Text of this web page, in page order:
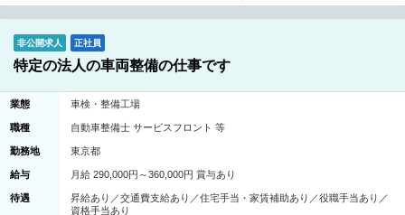
非公開求人 正社員
特定の法人の車両整備の仕事です
業態 車検・整備工場
職種 自動車整備士 サービスフロント 等
勤務地 東京都
給与 月給 290,000円～360,000円 賞与あり
待遇
昇給あり／交通費支給あり／住宅手当・家賃補助あり／役職手当あり／
資格手当あり